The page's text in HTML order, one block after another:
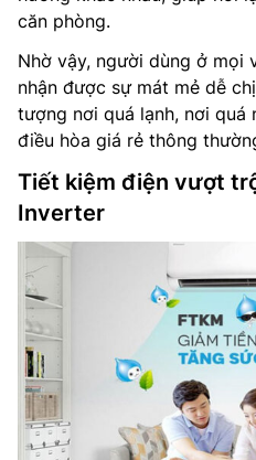
căn phòng.
Nhờ vậy, người dùng ở mọi
nhận được sự mát mẻ dễ
tượng nơi quá lạnh, nơi quá
điều hòa giá rẻ thông
Tiết kiệm điện vượt
Inverter